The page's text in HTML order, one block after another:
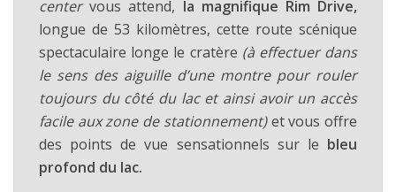
centervous attend, la magnifique Rim Drive,
longue de 53 kilomètres, cette route scénique
spectaculaire longe le cratère (à effectuer dans
le sens des aiguille d’une montre pour rouler
toujours du côté du lac et ainsi avoir un accès
facile aux zone de stationnement)et vous offre
des points de vue sensationnels sur le bleu
profond du lac.